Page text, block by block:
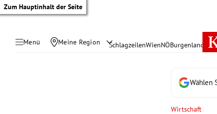
Zum Hauptinhalt der Seite
Menü Meine Region SchlagzeilenWienNÖBurgenland
Wählen
Wirtschaft